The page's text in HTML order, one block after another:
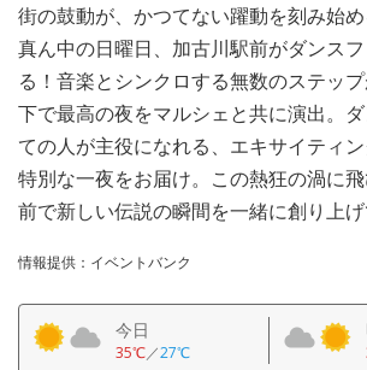
街の鼓動が、かつてない躍動を刻み始
真ん中の日曜日、加古川駅前がダンス
る！音楽とシンクロする無数のステッ
下で最高の夜をマルシェと共に演出。
ての人が主役になれる、エキサイティ
特別な一夜をお届け。この熱狂の渦に
前で新しい伝説の瞬間を一緒に創り上
情報提供：イベントバンク
今日
35℃／27℃